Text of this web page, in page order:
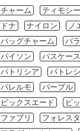
チャーム
ティモシー
ドナ
ナイロン ノ
バッグチャーム
バラ
パイソン
パスケース
パトリシア
パトレ
パレルモ
パープル
ピックスエード
ピ
ファブリ
フォレスタ